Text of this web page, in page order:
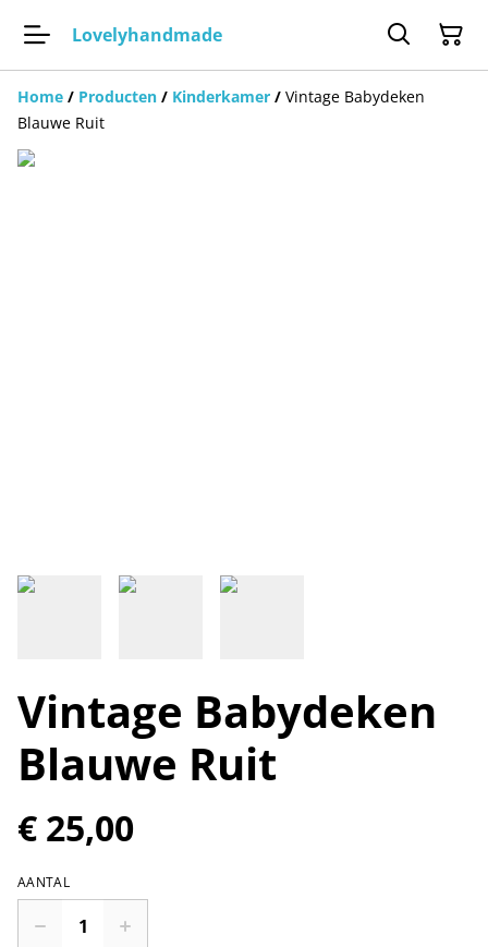
Lovelyhandmade
Home / Producten / Kinderkamer / Vintage Babydeken
Blauwe Ruit
Vintage Babydeken
Blauwe Ruit
€ 25,00
AANTAL